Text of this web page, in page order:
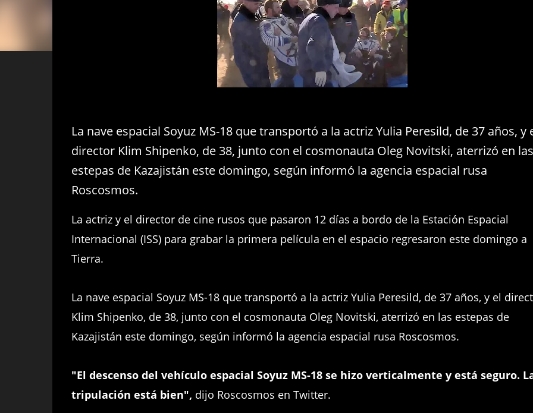
La nave espacial Soyuz MS-18 que transportó a la actriz Yulia Peresild, de 37 años, y
director Klim Shipenko, de 38, junto con el cosmonauta Oleg Novitski, aterrizó en las
estepas de Kazajistán este domingo, según informó la agencia espacial rusa
Roscosmos.
La actriz y el director de cine rusos que pasaron 12 días a bordo de la Estación Espacial
Internacional (ISS) para grabar la primera película en el espacio regresaron este domingo a
Tierra.
La nave espacial Soyuz MS-18 que transportó a la actriz Yulia Peresild, de 37 años, y el
Klim Shipenko, de 38, junto con el cosmonauta Oleg Novitski, aterrizó en las estepas de
Kazajistán este domingo, según informó la agencia espacial rusa Roscosmos.
"El descenso del vehículo espacial Soyuz MS-18 se hizo verticalmente y está seguro.
tripulación está bien", dijo Roscosmos en Twitter.